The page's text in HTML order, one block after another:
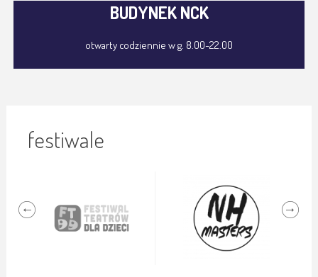
BUDYNEK NCK
otwarty codziennie w g. 8.00-22.00
festiwale